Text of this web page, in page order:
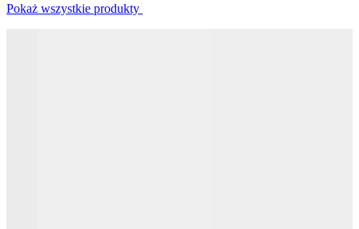
Pokaż wszystkie produkty